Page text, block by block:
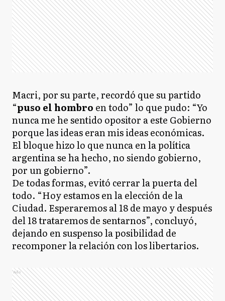
Macri, por su parte, recordó que su partido
“puso el hombro en todo” lo que pudo: “Yo
nunca me he sentido opositor a este Gobierno
porque las ideas eran mis ideas económicas.
El bloque hizo lo que nunca en la política
argentina se ha hecho, no siendo gobierno,
por un gobierno”.
De todas formas, evitó cerrar la puerta del
todo. “Hoy estamos en la elección de la
Ciudad. Esperaremos al 18 de mayo y después
del 18 trataremos de sentarnos”, concluyó,
dejando en suspenso la posibilidad de
recomponer la relación con los libertarios.
Ads